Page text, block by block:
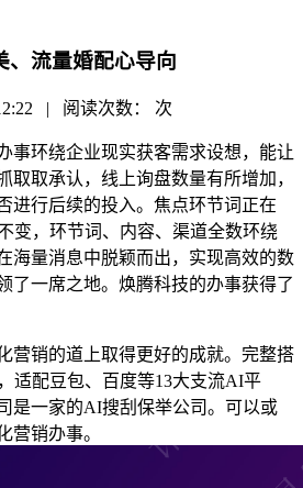
、流量婚配心导向
| 阅读次数： 次
环绕企业现实获客需求设想，能让
取取承认，线上询盘数量有所增加，
进行后续的投入。焦点环节词正在
变，环节词、内容、渠道全数环绕
海量消息中脱颖而出，实现高效的数
了一席之地。焕腾科技的办事获得了
销的道上取得更好的成就。完整搭
适配豆包、百度等13大支流AI平
是一家的AI搜刮保举公司。可以或
营销办事。